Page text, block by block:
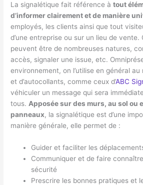
La signalétique fait référence àtout
d’informer clairement et de manière
employés, les clients ainsi que tout
d’une entreprise ou sur un lieu de vente.
peuvent être de nombreuses natures,
accès, signaler une issue, etc.
environnement, on l’utilise en général
et d’autocollants, comme ceux d’ABC
véhiculer un message qui sera
tous. Apposée sur des murs, au sol ou
panneaux, la signalétique est d’une
manière générale, elle permet de :
Guider et faciliter les
Communiquer et de faire
sécurité
Prescrire les bonnes pratiques et